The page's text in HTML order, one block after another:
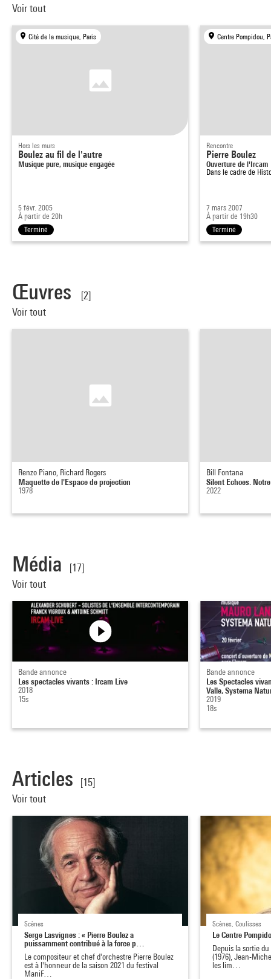
Voir tout
Cité de la musique, Paris
Hors les murs
Boulez au fil de l'autre
Musique pure, musique engagée
5 févr. 2005
À partir de 20h
Terminé
Centre Pompidou,
Rencontre
Pierre Boulez
Ouverture de l'Ircam
Dans le cadre de
7 mars 2007
À partir de 19h30
Terminé
Œuvres
[2]
Voir tout
Renzo Piano, Richard Rogers
Maquette de l'Espace de projection
1978
Bill Fontana
Silent Echoes.
2022
Média
[17]
Voir tout
Bande annonce
Les spectacles vivants : Ircam Live
2018
15s
Bande annonce
Les Spectacles
Valle, Systema
2019
18s
Articles
[15]
Voir tout
Scènes
Serge Lasvignes : « Pierre Boulez a
puissamment contribué à la force p…
Le compositeur et chef d'orchestre Pierre Boulez
est à l'honneur de la saison 2021 du festival
ManiF…
Scènes, Coulisses
Le Centre
Depuis la sortie
(1976), Jean-
les lim…